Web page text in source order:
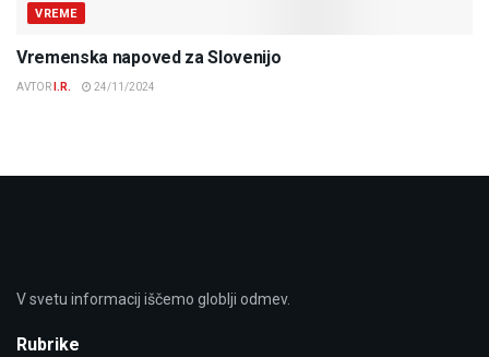
VREME
Vremenska napoved za Slovenijo
AVTOR I.R. 24/11/2024
V svetu informacij iščemo globlji odmev.
Rubrike